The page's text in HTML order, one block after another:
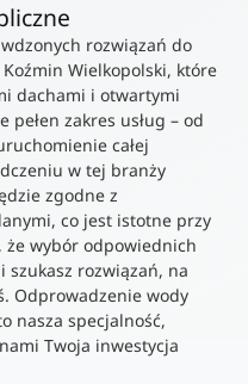
rozwiązań do
Wielkopolski, które
dachami i otwartymi
pełen zakres usług – od
całej
w tej branży
zgodne z
co jest istotne przy
wybór odpowiednich
szukasz rozwiązań, na
Odprowadzenie wody
nasza specjalność,
Twoja inwestycja